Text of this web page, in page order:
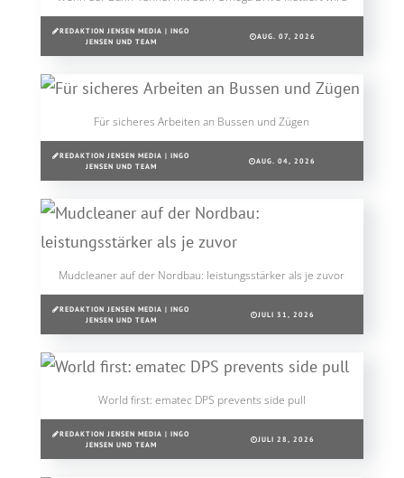
REDAKTION JENSEN MEDIA | INGO
JENSEN UND TEAM
AUG. 07, 2026
Für sicheres Arbeiten an Bussen und Zügen
REDAKTION JENSEN MEDIA | INGO
JENSEN UND TEAM
AUG. 04, 2026
Mudcleaner auf der Nordbau: leistungsstärker als je zuvor
REDAKTION JENSEN MEDIA | INGO
JENSEN UND TEAM
JULI 31, 2026
World first: ematec DPS prevents side pull
REDAKTION JENSEN MEDIA | INGO
JENSEN UND TEAM
JULI 28, 2026